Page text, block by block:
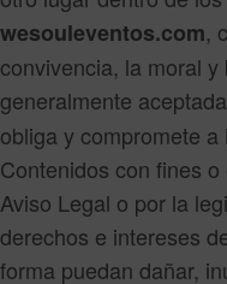
wesouleventos.com,
convivencia, la moral
generalmente
obliga y compromete
Contenidos con fines
Aviso Legal o por la
derechos e intereses
forma puedan dañar,